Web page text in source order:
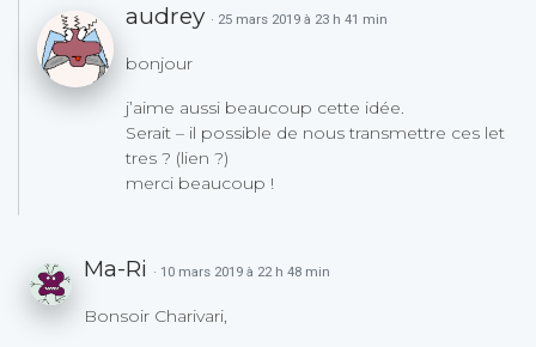
audrey · 25 mars 2019 à 23 h 41 min
bonjour
j’aime aussi beaucoup cette idée.
Serait – il possible de nous transmettre ces let
tres ? (lien ?)
merci beaucoup !
Ma-Ri · 10 mars 2019 à 22 h 48 min
Bonsoir Charivari,